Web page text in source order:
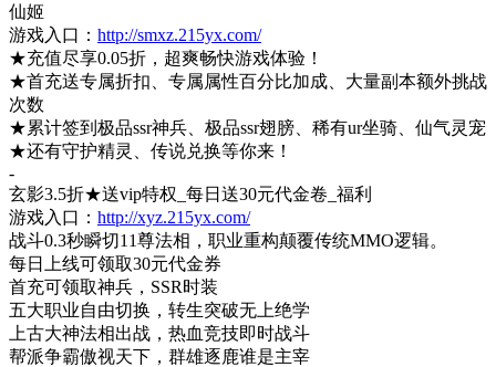
仙姬
游戏入口： http://smxz.215yx.com/
★充值尽享0.05折，超爽畅快游戏体验！
★首充送专属折扣、专属属性百分比加成、大量副本额外挑战
次数
★累计签到极品ssr神兵、极品ssr翅膀、稀有ur坐骑、仙气灵宠
★还有守护精灵、传说兑换等你来！
-
玄影3.5折★送vip特权_每日送30元代金卷_福利
游戏入口： http://xyz.215yx.com/
战斗0.3秒瞬切11尊法相，职业重构颠覆传统MMO逻辑。
每日上线可领取30元代金券
首充可领取神兵， SSR时装
五大职业自由切换，转生突破无上绝学
上古大神法相出战，热血竞技即时战斗
帮派争霸傲视天下，群雄逐鹿谁是主宰